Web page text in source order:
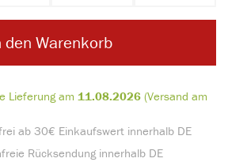
ab 30€ Einkaufswert innerhalb DE
Rücksendung innerhalb DE
Lieferung am 11.08.2026(Versand am
den Warenkorb